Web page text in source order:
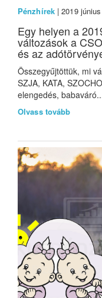
Pénzhírek| 2019
Egy helyen a
változások a
és az
Összegyűjtöttük, mi
SZJA, KATA,
elengedés,
Olvass tovább